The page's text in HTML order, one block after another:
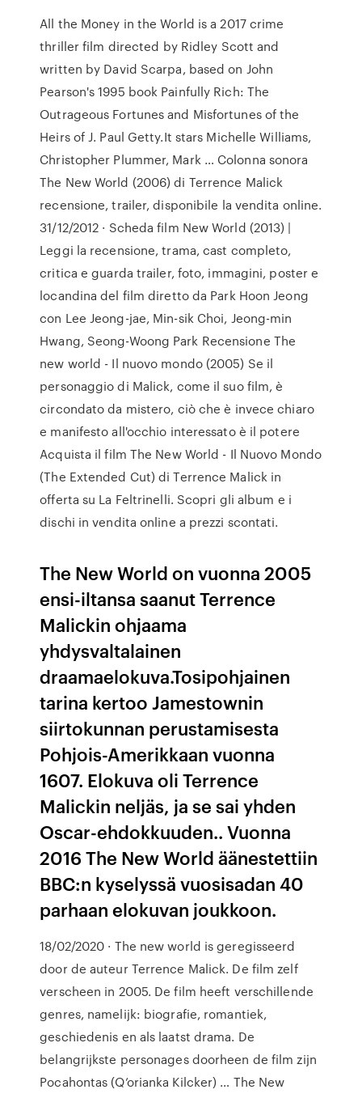
All the Money in the World is a 2017 crime
thriller film directed by Ridley Scott and
written by David Scarpa, based on John
Pearson's 1995 book Painfully Rich: The
Outrageous Fortunes and Misfortunes of the
Heirs of J. Paul Getty.It stars Michelle Williams,
Christopher Plummer, Mark … Colonna sonora
The New World (2006) di Terrence Malick
recensione, trailer, disponibile la vendita online.
31/12/2012 · Scheda film New World (2013) |
Leggi la recensione, trama, cast completo,
critica e guarda trailer, foto, immagini, poster e
locandina del film diretto da Park Hoon Jeong
con Lee Jeong-jae, Min-sik Choi, Jeong-min
Hwang, Seong-Woong Park Recensione The
new world - Il nuovo mondo (2005) Se il
personaggio di Malick, come il suo film, è
circondato da mistero, ciò che è invece chiaro
e manifesto all'occhio interessato è il potere
Acquista il film The New World - Il Nuovo Mondo
(The Extended Cut) di Terrence Malick in
offerta su La Feltrinelli. Scopri gli album e i
dischi in vendita online a prezzi scontati.
The New World on vuonna 2005
ensi-iltansa saanut Terrence
Malickin ohjaama
yhdysvaltalainen
draamaelokuva.Tosipohjainen
tarina kertoo Jamestownin
siirtokunnan perustamisesta
Pohjois-Amerikkaan vuonna
1607. Elokuva oli Terrence
Malickin neljäs, ja se sai yhden
Oscar-ehdokkuuden.. Vuonna
2016 The New World äänestettiin
BBC:n kyselyssä vuosisadan 40
parhaan elokuvan joukkoon.
18/02/2020 · The new world is geregisseerd
door de auteur Terrence Malick. De film zelf
verscheen in 2005. De film heeft verschillende
genres, namelijk: biografie, romantiek,
geschiedenis en als laatst drama. De
belangrijkste personages doorheen de film zijn
Pocahontas (Q’orianka Kilcker) … The New